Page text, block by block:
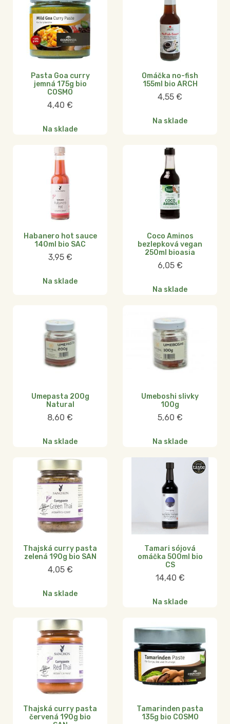
Pasta Goa curry
jemná 175g bio
COSMO
4,40 €
Na sklade
Omáčka no-fish
155ml bio ARCH
4,55 €
Na sklade
Habanero hot sauce
140ml bio SAC
3,95 €
Na sklade
Coco Aminos
bezlepková vegan
250ml bioasia
6,05 €
Na sklade
Umepasta 200g
Natural
8,60 €
Na sklade
Umeboshi slivky
100g
5,60 €
Na sklade
Thajská curry pasta
zelená 190g bio SAN
4,05 €
Na sklade
Tamari sójová
omáčka 500ml bio
CS
14,40 €
Na sklade
Thajská curry pasta
červená 190g bio
Tamarinden pasta
135g bio COSMO